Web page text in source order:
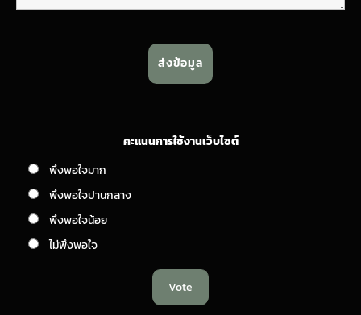
คะแนนการใช้งานเว็บไซต์
พึงพอใจมาก
พึงพอใจปานกลาง
พึงพอใจน้อย
ไม่พึงพอใจ